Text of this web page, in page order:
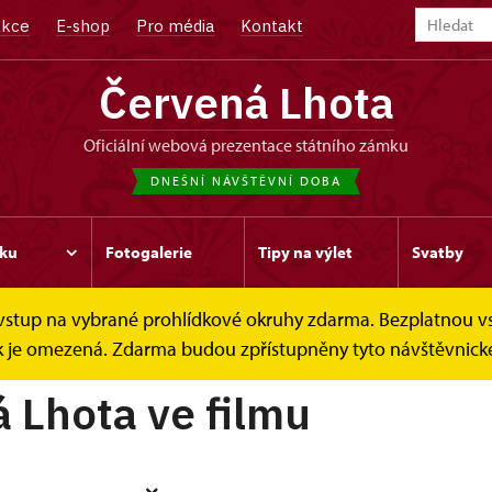
E-shop Pro média Kontakt
Červená Lhota
oficiální webová prezentace státního zámku
DNEŠNÍ NÁVŠTĚVNÍ DOBA
Fotogalerie Tipy na výlet Svatby
na vybrané prohlídkové okruhy zdarma. Bezplatnou
omezená. Zdarma budou zpřístupněny tyto
ve filmu
Lhota ve filmu